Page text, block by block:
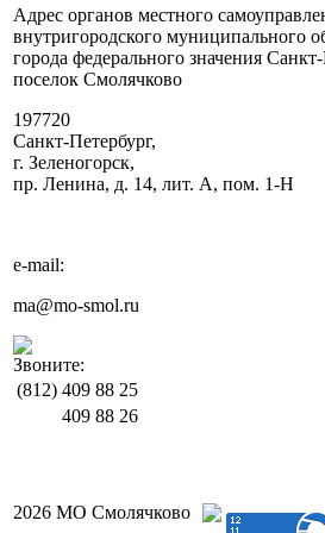
Адрес органов местного
внутригородского муниципального
города федерального значения
поселок Смолячково
197720
Санкт-Петербург,
г. Зеленогорск,
пр. Ленина, д. 14, лит. А, пом. 1-Н
e-mail:
ma@mo-smol.ru
Звоните:
(812) 409 88 25
409 88 26
2026 МО Смолячково